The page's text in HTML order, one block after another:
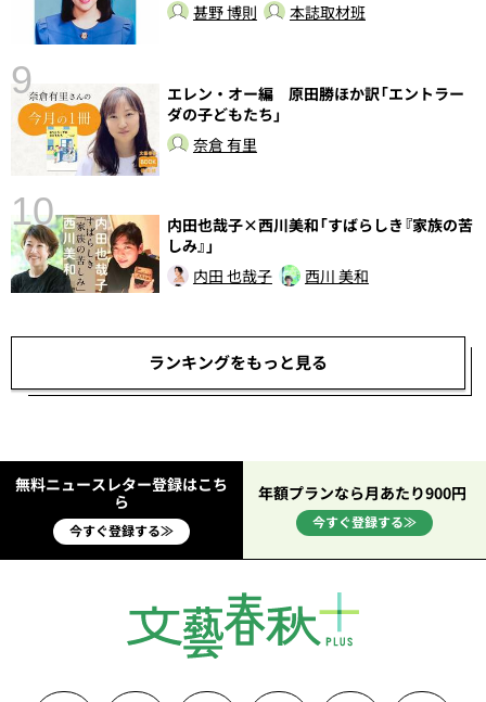
甚野 博則
本誌取材班
9
エレン・オー編 原田勝ほか訳「エントラー
ダの子どもたち」
奈倉 有里
10
内田也哉子×西川美和「すばらしき『家族の苦
しみ』」
内田 也哉子
西川 美和
ランキングをもっと見る
無料ニュースレター登録はこち
ら
今すぐ登録する≫
年額プランなら月あたり900円
今すぐ登録する≫